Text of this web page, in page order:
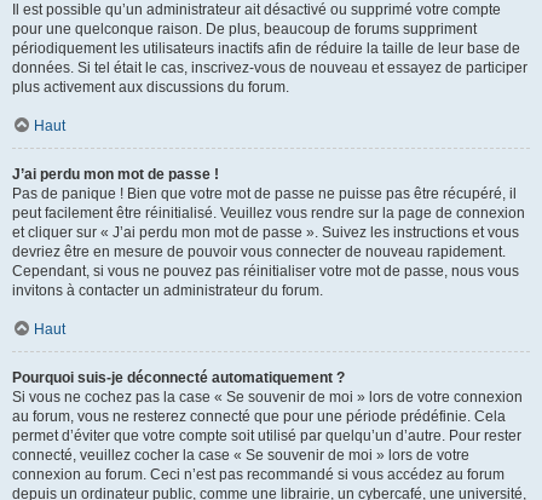
Il est possible qu’un administrateur ait désactivé ou supprimé votre compte
pour une quelconque raison. De plus, beaucoup de forums suppriment
périodiquement les utilisateurs inactifs afin de réduire la taille de leur base de
données. Si tel était le cas, inscrivez-vous de nouveau et essayez de participer
plus activement aux discussions du forum.
Haut
J’ai perdu mon mot de passe !
Pas de panique ! Bien que votre mot de passe ne puisse pas être récupéré, il
peut facilement être réinitialisé. Veuillez vous rendre sur la page de connexion
et cliquer sur « J’ai perdu mon mot de passe ». Suivez les instructions et vous
devriez être en mesure de pouvoir vous connecter de nouveau rapidement.
Cependant, si vous ne pouvez pas réinitialiser votre mot de passe, nous vous
invitons à contacter un administrateur du forum.
Haut
Pourquoi suis-je déconnecté automatiquement ?
Si vous ne cochez pas la case « Se souvenir de moi » lors de votre connexion
au forum, vous ne resterez connecté que pour une période prédéfinie. Cela
permet d’éviter que votre compte soit utilisé par quelqu’un d’autre. Pour rester
connecté, veuillez cocher la case « Se souvenir de moi » lors de votre
connexion au forum. Ceci n’est pas recommandé si vous accédez au forum
depuis un ordinateur public, comme une librairie, un cybercafé, une université,